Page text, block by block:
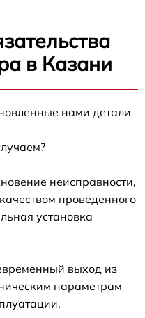
в Казани
нами детали
неисправности,
проведенного
установка
выход из
параметрам